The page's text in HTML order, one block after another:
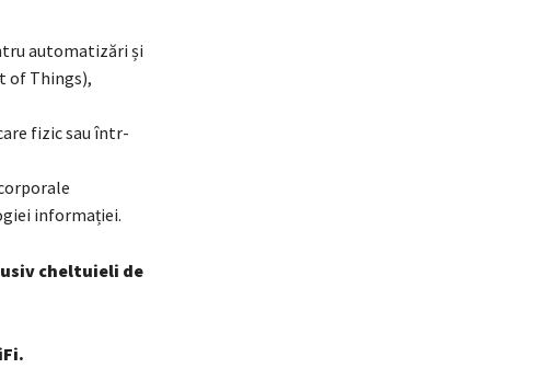
automatizări și
of Things),
fizic sau într-
informației.
cheltuieli de